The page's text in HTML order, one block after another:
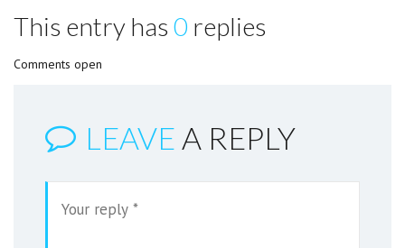
This entry has 0 replies
Comments open
LEAVE A REPLY